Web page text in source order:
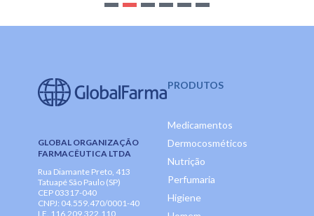
GLOBAL ORGANIZAÇÃO
FARMACÊUTICA LTDA
Rua Diamante Preto, 413
Tatuapé São Paulo (SP)
CEP 03317-040
CNPJ: 04.559.470/0001-40
I.E. 116.209.322.110
PRODUTOS
Medicamentos
Dermocosméticos
Nutrição
Perfumaria
Higiene